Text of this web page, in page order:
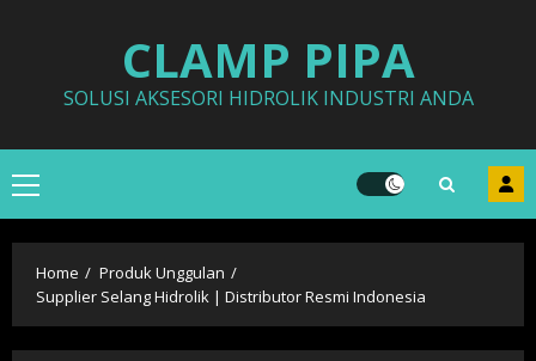
CLAMP PIPA
SOLUSI AKSESORI HIDROLIK INDUSTRI ANDA
Primary
Menu
Home
Produk Unggulan
Supplier Selang Hidrolik | Distributor Resmi Indonesia